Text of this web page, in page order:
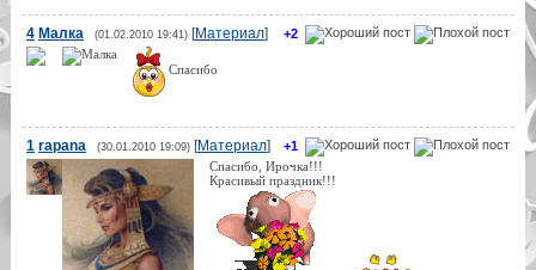
+2
4 Малка (01.02.2010 19:41)[Материал]
Спасибо
+1
1 rapana (30.01.2010 19:09)[Материал]
Спасибо, Ирочка!!!
Красивый праздник!!!